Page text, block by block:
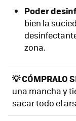
Poder
bien la
zona.
💡 CÓMPRALO
una mancha y
sacar todo el